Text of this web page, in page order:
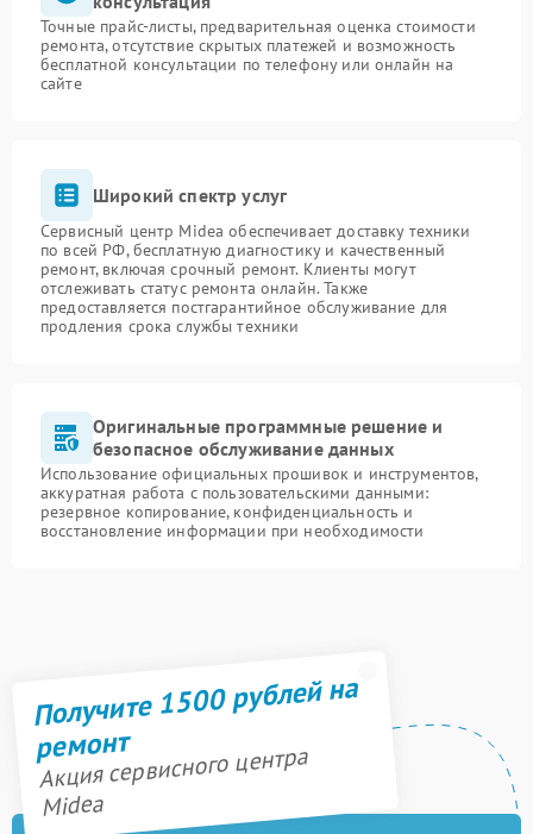
Точные прайс-листы, предварительная оценка стоимости
ремонта, отсутствие скрытых платежей и возможность
бесплатной консультации по телефону или онлайн на
сайте
Широкий спектр услуг
Сервисный центр Midea обеспечивает доставку техники
по всей РФ, бесплатную диагностику и качественный
ремонт, включая срочный ремонт. Клиенты могут
отслеживать статус ремонта онлайн. Также
предоставляется постгарантийное обслуживание для
продления срока службы техники
Оригинальные программные решение и
безопасное обслуживание данных
Использование официальных прошивок и инструментов,
аккуратная работа с пользовательскими данными:
резервное копирование, конфиденциальность и
восстановление информации при необходимости
Получите 1500 рублей на
ремонт
Акция сервисного центра
Midea